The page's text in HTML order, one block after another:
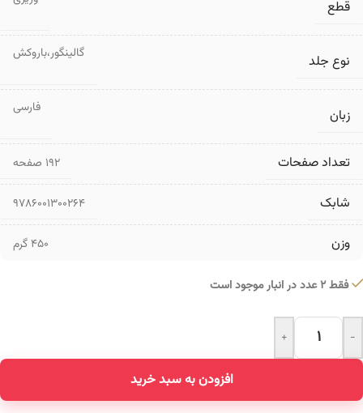
قطع
نوع جلد گالینگور،باروکش
زبان فارسی
تعداد صفحات ۱۹۲ صفحه
شابک 9786001300264
وزن 450 گرم
فقط 2 عدد در انبار موجود است
-
+
افزودن به سبد خرید
Alternative: